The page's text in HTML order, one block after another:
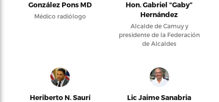
González Pons MD
Médico radiólogo
Hon. Gabriel “Gaby”
Hernández
Alcalde de Camuy y
presidente de la Federación
de Alcaldes
Heriberto N. Saurí Lic Jaime Sanabria